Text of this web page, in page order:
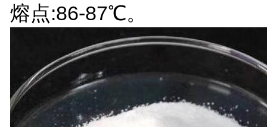
熔点:86-87℃。